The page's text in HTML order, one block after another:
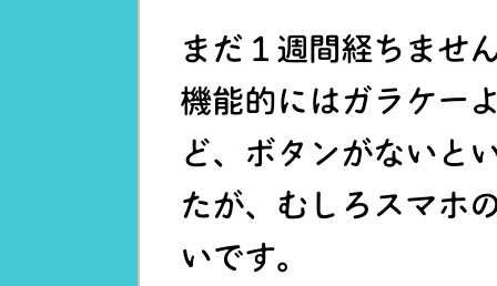
まだ１週間経ちませ
機能的にはガラケー
ど、ボタンがないと
たが、むしろスマホ
いです。